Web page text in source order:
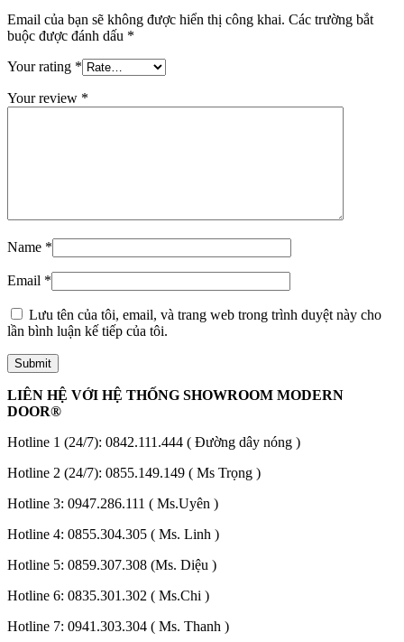
Email của bạn sẽ không được hiển thị công khai. Các trường bắt
buộc được đánh dấu *
Your rating *
Your review *
Name *
Email *
Lưu tên của tôi, email, và trang web trong trình duyệt này cho
lần bình luận kế tiếp của tôi.
LIÊN HỆ VỚI HỆ THỐNG SHOWROOM MODERN
DOOR®
Hotline 1 (24/7): 0842.111.444 ( Đường dây nóng )
Hotline 2 (24/7): 0855.149.149 ( Ms Trọng )
Hotline 3: 0947.286.111 ( Ms.Uyên )
Hotline 4: 0855.304.305 ( Ms. Linh )
Hotline 5: 0859.307.308 (Ms. Diệu )
Hotline 6: 0835.301.302 ( Ms.Chi )
Hotline 7: 0941.303.304 ( Ms. Thanh )